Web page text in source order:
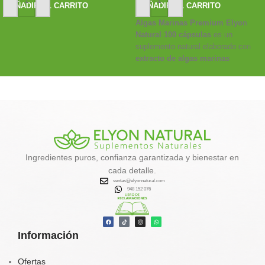
AÑADIR AL CARRITO AÑADIR AL CARRITO
Algas Marinas Premium Elyon
Natural 100 cápsulases un
suplemento natural elaborado con
extracto de algas marinas
✔️
Favorece la eliminación de
toxinas
✔️Activa el metabolismo y la
quema de grasa natural
✔️Aporta energía, calcio, hierro y
vitaminas
✔️Contribuye al equilibrio
hormonal y tiroideo
Información
Ofertas
Ingredientes puros, confianza garantizada y bienestar en
cada detalle.
ventas@elyonnatural.com
948 152 076